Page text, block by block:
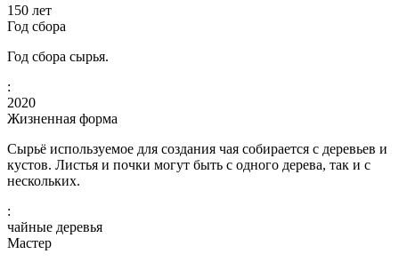
150 лет
Год сбора
Год сбора сырья.
:
2020
Жизненная форма
Сырьё используемое для создания чая собирается с деревьев и
кустов. Листья и почки могут быть с одного дерева, так и с
нескольких.
:
чайные деревья
Мастер